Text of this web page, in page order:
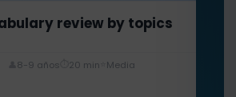
review by topics
8-9 años 20 min Media